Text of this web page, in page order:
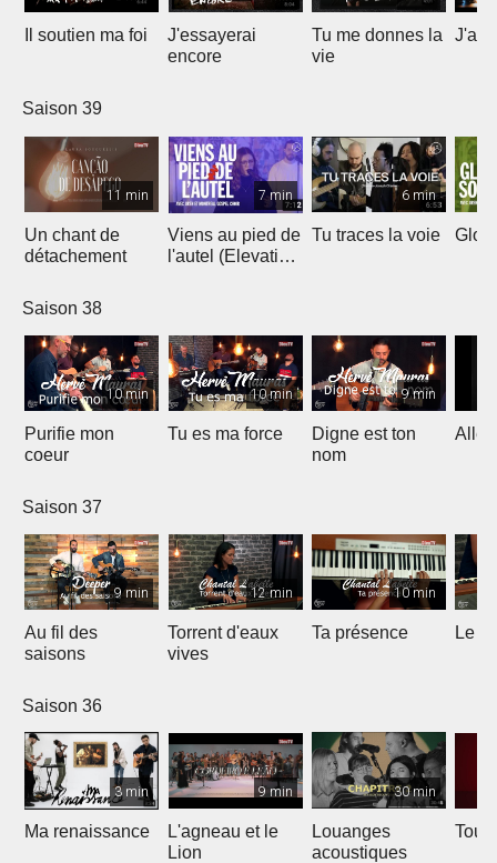
Il soutien ma foi
J'essayerai
encore
Tu me donnes la
vie
J'ai
Saison 39
11 min
Un chant de
détachement
7 min
Viens au pied de
l'autel (Elevation
6 min
Tu traces la voie
Saison 38
10 min
Purifie mon
coeur
10 min
Tu es ma force
9 min
Digne est ton
nom
Saison 37
9 min
Au fil des
saisons
12 min
Torrent d'eaux
vives
10 min
Ta présence Le
Saison 36
3 min
Ma renaissance
9 min
L'agneau et le
Lion
30 min
Louanges
acoustiques
Tout